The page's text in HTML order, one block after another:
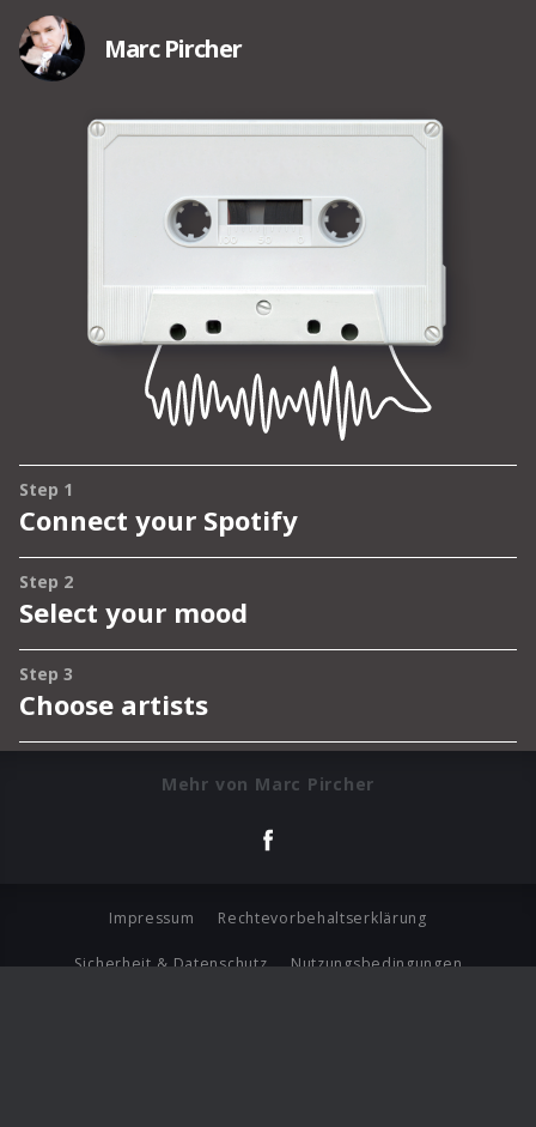
Mehr von Marc Pircher
Impressum Rechtevorbehaltserklärung
Sicherheit & Datenschutz Nutzungsbedingungen